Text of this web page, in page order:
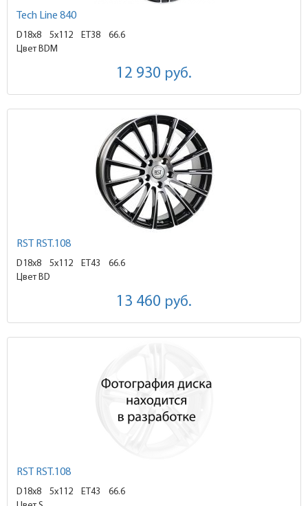
Tech Line 840
D18x8 5x112 ET38
66.6
Цвет BDM
12 930 руб.
RST RST.108
D18x8 5x112 ET43
66.6
Цвет BD
13 460 руб.
RST RST.108
D18x8 5x112 ET43
66.6